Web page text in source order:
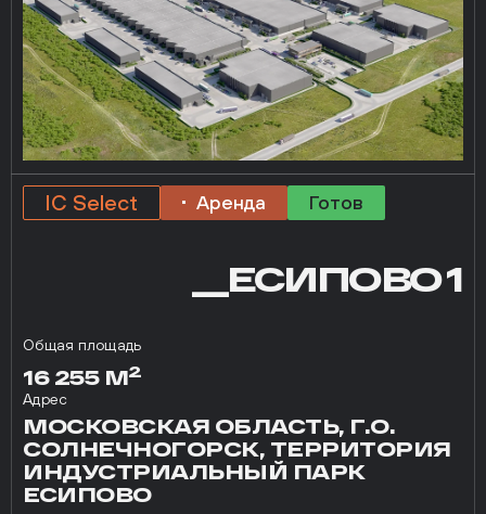
IC Select Аренда Готов
__ЕСИПОВО 1
Общая площадь
16 255 М2
Адрес
МОСКОВСКАЯ ОБЛАСТЬ, Г.О.
СОЛНЕЧНОГОРСК, ТЕРРИТОРИЯ
ИНДУСТРИАЛЬНЫЙ ПАРК
ЕСИПОВО